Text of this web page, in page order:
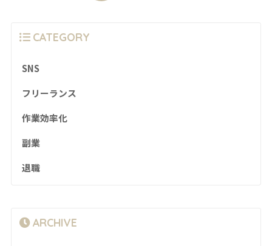
CATEGORY
SNS
フリーランス
作業効率化
副業
退職
ARCHIVE